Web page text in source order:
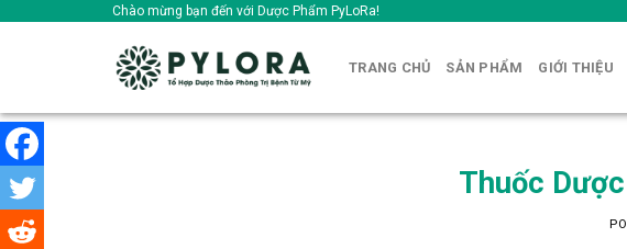
Chào mừng bạn đến với Dược Phẩm PyLoRa!
TRANG CHỦ SẢN PHẨM GIỚI THIỆU
Thuốc